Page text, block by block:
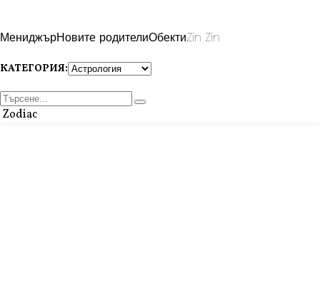
МениджърНовите родителиОбектиZin Zin
КАТЕГОРИЯ:
Zodiac